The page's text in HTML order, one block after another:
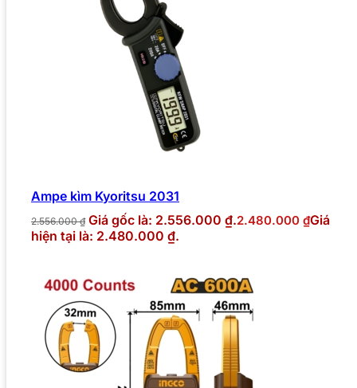
Ampe kìm Kyoritsu 2031
2.556.000₫ Giá gốc là: 2.556.000 ₫.2.480.000 ₫Giá
hiện tại là: 2.480.000 ₫.